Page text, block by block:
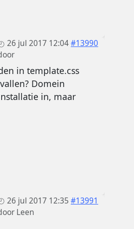
26 jul 2017 12:04#13990
in template.css
Domein
in, maar
26 jul 2017 12:35 #13991
Leen